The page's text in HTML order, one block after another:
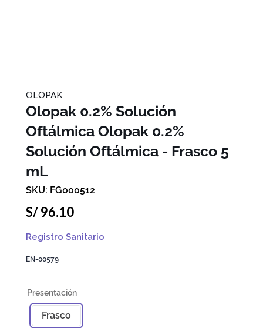
OLOPAK
Olopak 0.2% Solución
Oftálmica Olopak 0.2%
Solución Oftálmica - Frasco 5
mL
FG000512
S/96.10
Registro Sanitario
EN-00579
Frasco